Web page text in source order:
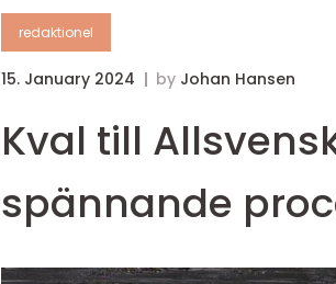
redaktionel
15. January 2024 by Johan Hansen
Kval till
spännande